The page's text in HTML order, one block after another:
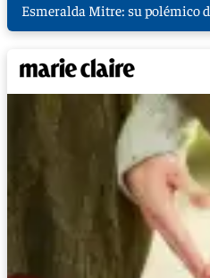
Esmeralda Mitre: su polémico